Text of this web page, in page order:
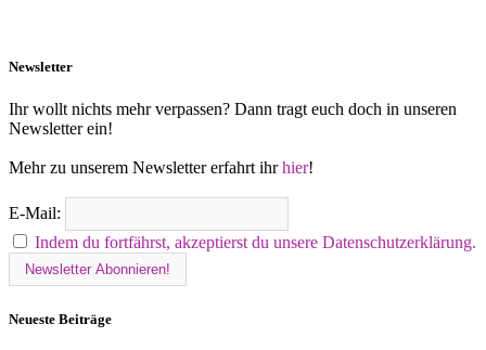
Newsletter
Ihr wollt nichts mehr verpassen? Dann tragt euch doch in unseren
Newsletter ein!
Mehr zu unserem Newsletter erfahrt ihrhier!
E-Mail:
Indem du fortfährst, akzeptierst du unsere Datenschutzerklärung.
Neueste Beiträge